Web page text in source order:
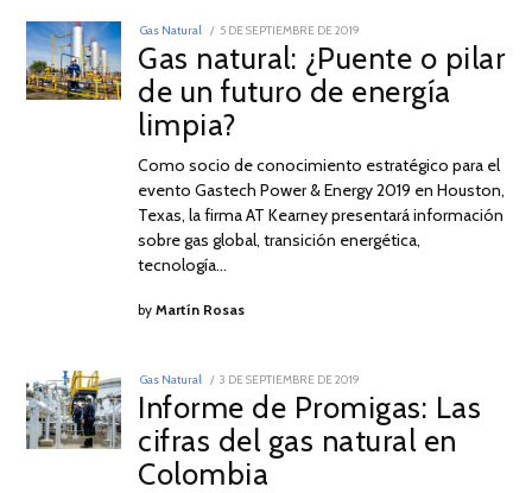
Gas Natural
POSTED
ON
5 DE SEPTIEMBRE DE 2019
SEPTIEMBRE
DE
2019
Gas natural: ¿Puente o pilar
de un futuro de energía
limpia?
Como socio de conocimiento estratégico para el
evento Gastech Power & Energy 2019 en Houston,
Texas, la firma AT Kearney presentará información
sobre gas global, transición energética,
tecnología…
byMartín Rosas
Gas Natural
POSTED
3 DE SEPTIEMBRE DE 2019
DE
SEPTIEMBRE
DE
2019
Informe de Promigas: Las
cifras del gas natural en
Colombia